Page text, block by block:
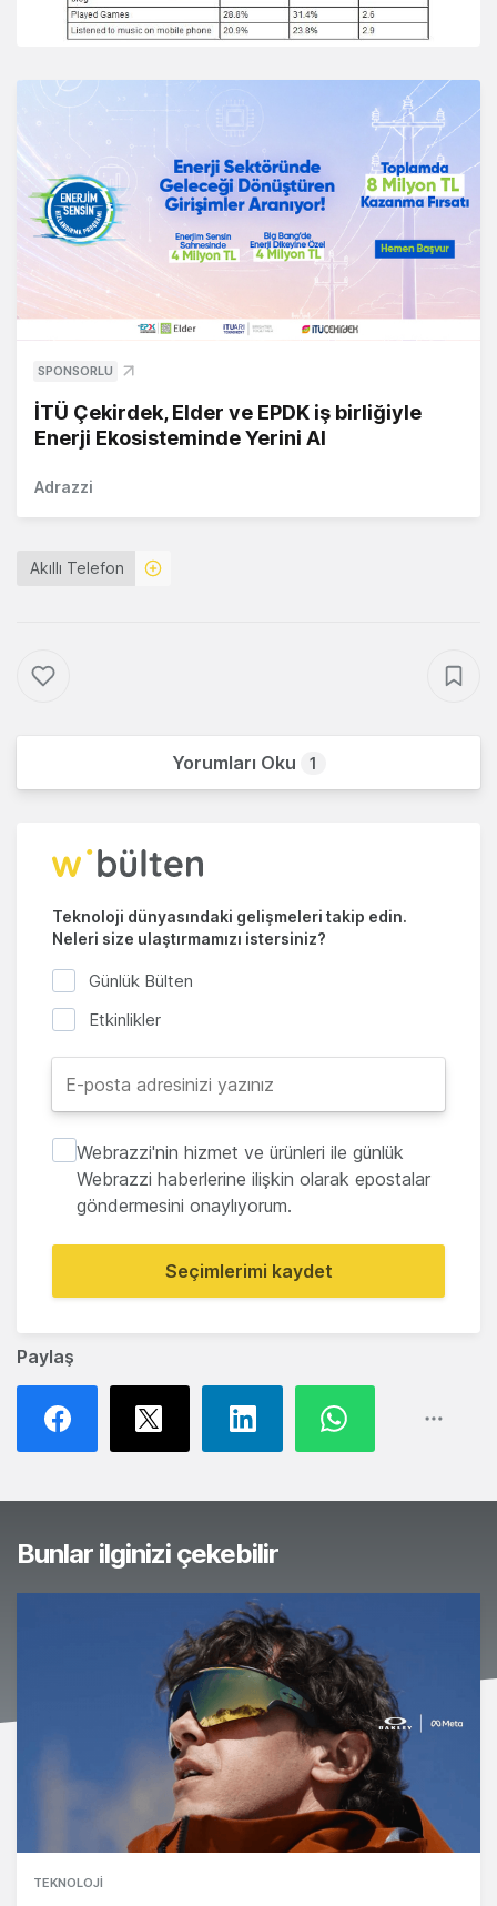
Paylaş
SPONSORLU
İTÜ Çekirdek, Elder ve EPDK iş birliğiyle
Enerji Ekosisteminde Yerini Al
Adrazzi
Akıllı Telefon
Yorumları Oku 1
Teknoloji dünyasındaki gelişmeleri takip edin.
Neleri size ulaştırmamızı istersiniz?
Günlük Bülten
Etkinlikler
Webrazzi'nin hizmet ve ürünleri ile günlük
Webrazzi haberlerine ilişkin olarak epostalar
göndermesini onaylıyorum.
Seçimlerimi kaydet
Bunlar ilginizi çekebilir
TEKNOLOJI